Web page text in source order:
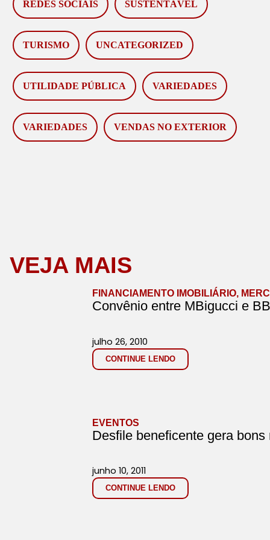
REDES SOCIAIS SUSTENTÁVEL
TURISMO UNCATEGORIZED
UTILIDADE PÚBLICA VARIEDADES
VARIEDADES VENDAS NO EXTERIOR
VEJA MAIS
FINANCIAMENTO IMOBILIÁRIO,
Convênio entre MBigucci e
CONTINUE LENDO
julho 26, 2010
EVENTOS
Desfile beneficente gera bons
CONTINUE LENDO
junho 10, 2011